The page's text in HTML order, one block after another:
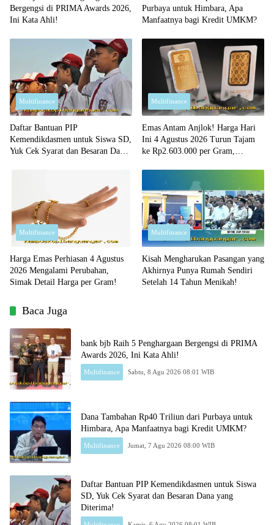
Bergengsi di PRIMA Awards 2026,
Ini Kata Ahli!
Purbaya untuk Himbara, Apa
Manfaatnya bagi Kredit UMKM?
Multifinance
Daftar Bantuan PIP
Kemendikdasmen untuk Siswa SD,
Yuk Cek Syarat dan Besaran Dana
Multifinance
Emas Antam Anjlok! Harga Hari
Ini 4 Agustus 2026 Turun Tajam
ke Rp2.603.000 per Gram,
Multifinance
Harga Emas Perhiasan 4 Agustus
2026 Mengalami Perubahan,
Simak Detail Harga per Gram!
Multifinance
Kisah Mengharukan Pasangan yang
Akhirnya Punya Rumah Sendiri
Setelah 14 Tahun Menikah!
Baca Juga
bank bjb Raih 5 Penghargaan Bergengsi di PRIMA
Awards 2026, Ini Kata Ahli!
Multifinance Sabtu, 8 Agu 2026 08:01 WIB
Dana Tambahan Rp40 Triliun dari Purbaya untuk
Himbara, Apa Manfaatnya bagi Kredit UMKM?
Multifinance Jumat, 7 Agu 2026 08:00 WIB
Daftar Bantuan PIP Kemendikdasmen untuk Siswa
SD, Yuk Cek Syarat dan Besaran Dana yang
Diterima!